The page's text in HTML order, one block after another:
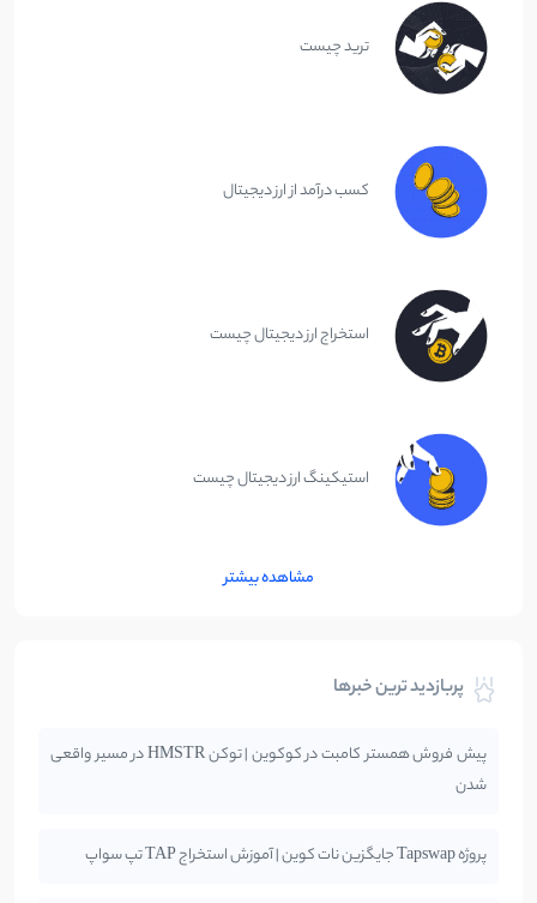
ترید چیست
کسب درآمد از ارز دیجیتال
استخراج ارز دیجیتال چیست
استیکینگ ارز دیجیتال چیست
مشاهده بیشتر
پربازدید ترین خبرها
پیش فروش همستر کامبت در کوکوین | توکن HMSTR در مسیر واقعی
شدن
پروژه Tapswap جایگزین نات کوین | آموزش استخراج TAP تپ سواپ